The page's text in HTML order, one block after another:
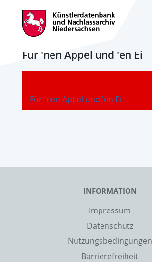
Für 'nen Appel und 'en Ei
Für 'nen Appel und 'en Ei
INFORMATION
Impressum
Datenschutz
Nutzungsbedingungen
Barrierefreiheit